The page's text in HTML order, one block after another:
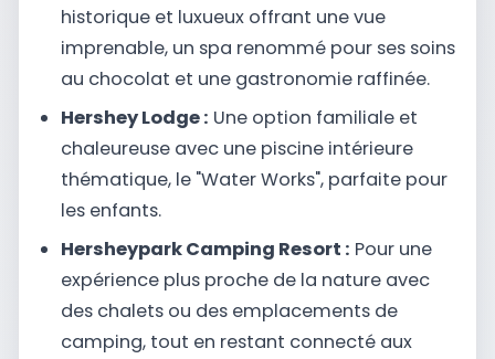
historique et luxueux offrant une vue
imprenable, un spa renommé pour ses soins
au chocolat et une gastronomie raffinée.
Hershey Lodge : Une option familiale et
chaleureuse avec une piscine intérieure
thématique, le "Water Works", parfaite pour
les enfants.
Hersheypark Camping Resort : Pour une
expérience plus proche de la nature avec
des chalets ou des emplacements de
camping, tout en restant connecté aux